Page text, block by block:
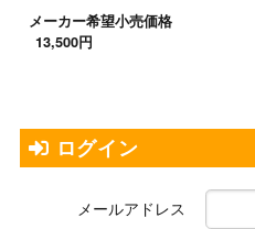
メーカー希望小売価格
13,500円
ログイン
メールアドレス